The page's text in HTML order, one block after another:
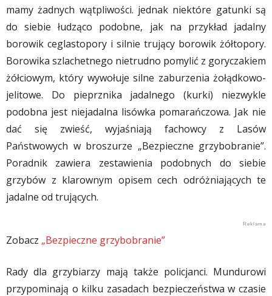
mamy żadnych wątpliwości. jednak niektóre gatunki są
do siebie łudząco podobne, jak na przykład jadalny
borowik ceglastopory i silnie trujący borowik żółtopory.
Borowika szlachetnego nietrudno pomylić z goryczakiem
żółciowym, który wywołuje silne zaburzenia żołądkowo-
jelitowe. Do pieprznika jadalnego (kurki) niezwykle
podobna jest niejadalna lisówka pomarańczowa. Jak nie
dać się zwieść, wyjaśniają fachowcy z Lasów
Państwowych w broszurze „Bezpieczne grzybobranie”.
Poradnik zawiera zestawienia podobnych do siebie
grzybów z klarownym opisem cech odróżniających te
jadalne od trujących.
Zobacz „Bezpieczne grzybobranie”
Rady dla grzybiarzy mają także policjanci. Mundurowi
przypominają o kilku zasadach bezpieczeństwa w czasie